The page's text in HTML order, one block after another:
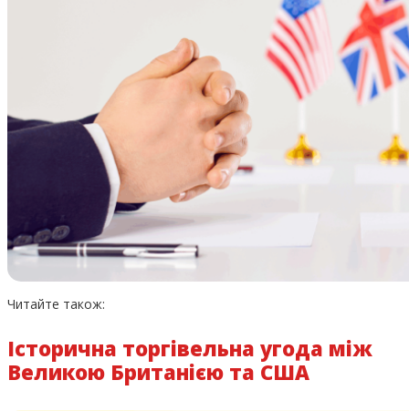
Читайте також:
Історична торгівельна угода між
Великою Британією та США